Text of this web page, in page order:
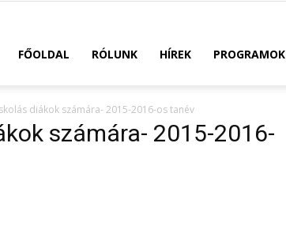
FŐOLDAL RÓLUNK HÍREK PROGRAMOK
diákok számára- 2015-2016-os tanév
számára- 2015-2016-